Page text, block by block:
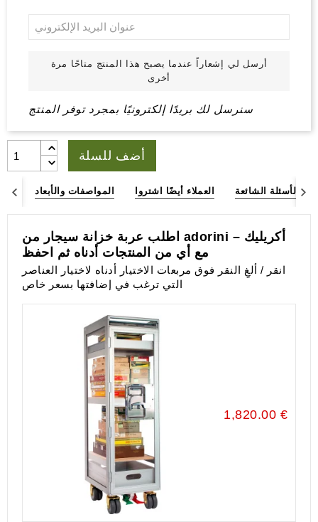
أرسل لي إشعاراً عندما يصبح هذا المنتج متاحًا مرة
أخرى
سنرسل لك بريدًا إلكترونيًا بمجرد توفر المنتج
أضف للسلة
المواصفات والأبعاد العملاء أيضًا اشتروا الأسئلة الشائعة
اطلب عربة خزانة سيجار من adorini – أكريليك
مع أي من المنتجات أدناه ثم احفظ
انقر / ألغِ النقر فوق مربعات الاختيار أدناه لاختيار العناصر
التي ترغب في إضافتها بسعر خاص
1,820.00 €